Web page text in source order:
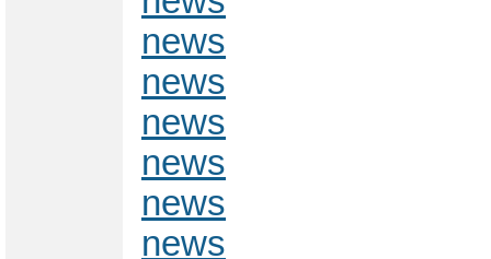
news
news
news
news
news
news